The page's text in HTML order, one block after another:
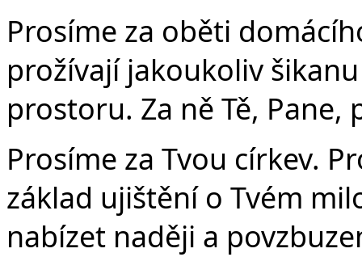
Prosíme za oběti
prožívají jakoukoliv
prostoru. Za ně Tě, Pane,
Prosíme za Tvou církev.
základ ujištění o Tvém
nabízet naději a